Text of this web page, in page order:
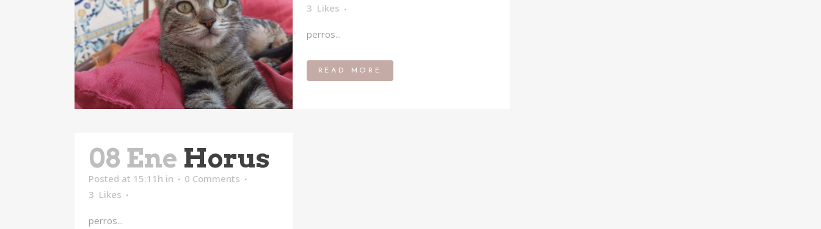
3 Likes
perros...
READ MORE
08 Ene Horus
Posted at 15:11h in
0 Comments
3 Likes
perros...